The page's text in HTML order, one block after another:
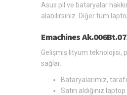
Asus pil ve bataryalar
alabilirsiniz. Diğer tüm
Emachines
Gelişmiş lityum teknolojisi,
sağlar.
Bataryalarımız,
Satın aldığınız